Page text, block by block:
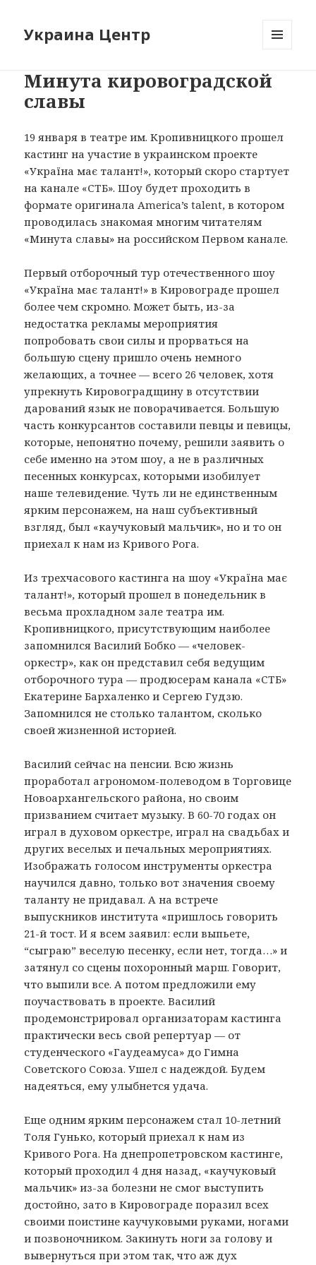
Украина Центр
ВИДЖЕТЫ
Минута кировоградской
славы
19 января в театре им. Кропивницкого прошел
кастинг на участие в украинском проекте
«Україна має талант!», который скоро стартует
на канале «СТБ». Шоу будет проходить в
формате оригинала America’s talent, в котором
проводилась знакомая многим читателям
«Минута славы» на российском Первом канале.
Первый отборочный тур отечественного шоу
«Україна має талант!» в Кировограде прошел
более чем скромно. Может быть, из-за
недостатка рекламы мероприятия
попробовать свои силы и прорваться на
большую сцену пришло очень немного
желающих, а точнее — всего 26 человек, хотя
упрекнуть Кировоградщину в отсутствии
дарований язык не поворачивается. Большую
часть конкурсантов составили певцы и певицы,
которые, непонятно почему, решили заявить о
себе именно на этом шоу, а не в различных
песенных конкурсах, которыми изобилует
наше телевидение. Чуть ли не единственным
ярким персонажем, на наш субъективный
взгляд, был «каучуковый мальчик», но и то он
приехал к нам из Кривого Рога.
Из трехчасового кастинга на шоу «Україна має
талант!», который прошел в понедельник в
весьма прохладном зале театра им.
Кропивницкого, присутствующим наиболее
запомнился Василий Бобко — «человек-
оркестр», как он представил себя ведущим
отборочного тура — продюсерам канала «СТБ»
Екатерине Бархаленко и Сергею Гудзю.
Запомнился не столько талантом, сколько
своей жизненной историей.
Василий сейчас на пенсии. Всю жизнь
проработал агрономом-полеводом в Торговице
Новоархангельского района, но своим
призванием считает музыку. В 60-70 годах он
играл в духовом оркестре, играл на свадьбах и
других веселых и печальных мероприятиях.
Изображать голосом инструменты оркестра
научился давно, только вот значения своему
таланту не придавал. А на встрече
выпускников института «пришлось говорить
21-й тост. И я всем заявил: если выпьете,
“сыграю” веселую песенку, если нет, тогда…» и
затянул со сцены похоронный марш. Говорит,
что выпили все. А потом предложили ему
поучаствовать в проекте. Василий
продемонстрировал организаторам кастинга
практически весь свой репертуар — от
студенческого «Гаудеамуса» до Гимна
Советского Союза. Ушел с надеждой. Будем
надеяться, ему улыбнется удача.
Еще одним ярким персонажем стал 10-летний
Толя Гунько, который приехал к нам из
Кривого Рога. На днепропетровском кастинге,
который проходил 4 дня назад, «каучуковый
мальчик» из-за болезни не смог выступить
достойно, зато в Кировограде поразил всех
своими поистине каучуковыми руками, ногами
и позвоночником. Закинуть ноги за голову и
вывернуться при этом так, что аж дух